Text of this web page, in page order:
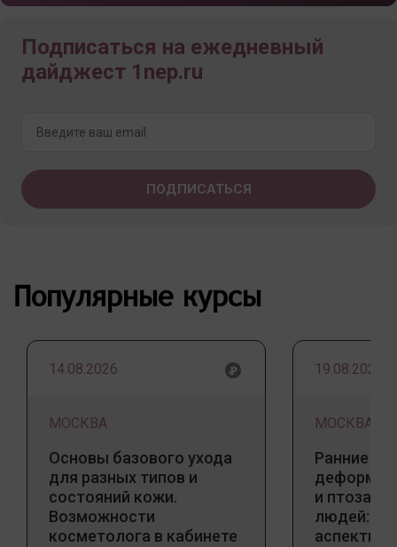
Подписаться на ежедневный
дайджест 1nep.ru
Популярные курсы
14.08.2026
МОСКВА
Основы базового ухода
для разных типов и
состояний кожи.
Возможности
косметолога в кабинете
19.08.2026
МОСКВА
Ранние
и птоза у
людей:
аспекты